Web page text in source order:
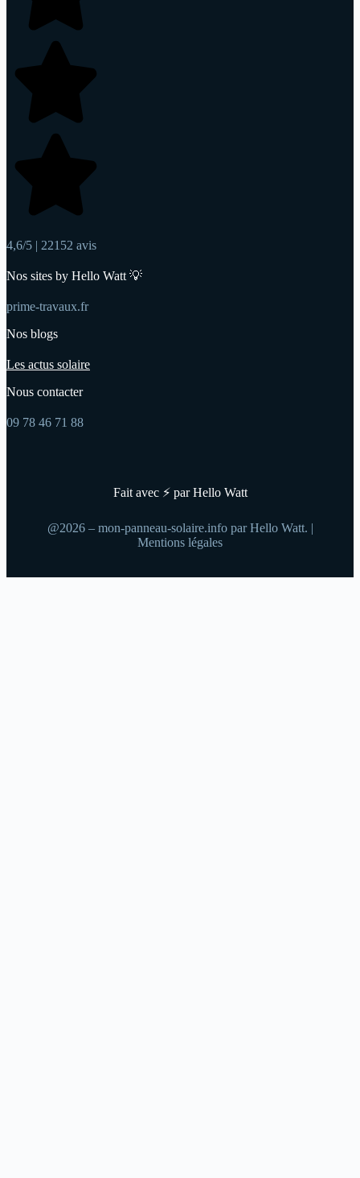
4,6/5 | 22152 avis
Nos sites by Hello Watt 💡
prime-travaux.fr
Nos blogs
Les actus solaire
Nous contacter
09 78 46 71 88
Fait avec ⚡ par Hello Watt
@2026 – mon-panneau-solaire.info par Hello Watt. |
Mentions légales